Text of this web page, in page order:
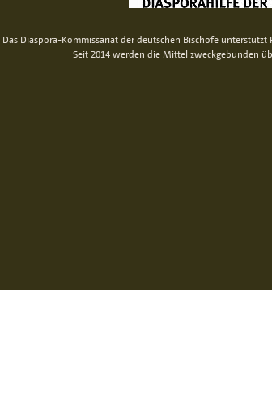
Das Diaspora-Kommissariat der deutschen Bischöfe
Seit 2014 werden die Mittel zweckgebunden